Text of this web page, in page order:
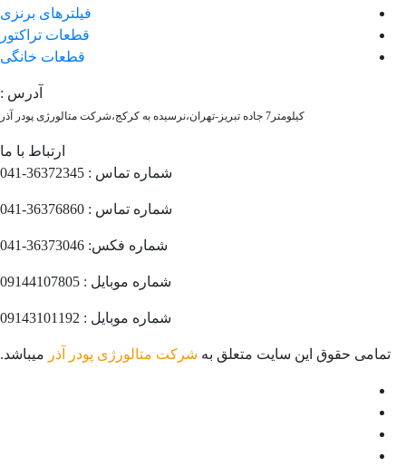
فیلترهای برنزی
قطعات تراکتور
قطعات خانگی
آدرس :
کیلومتر7 جاده تبریز-تهران،نرسیده به کرکج،شرکت متالورژی پودر آذر
ارتباط با ما
شماره تماس : 36372345-041
شماره تماس : 36376860-041
شماره فکس: 36373046-041
شماره موبایل : 09144107805
شماره موبایل : 09143101192
تمامی حقوق این سایت متعلق به شرکت متالورژی پودر آذر میباشد.